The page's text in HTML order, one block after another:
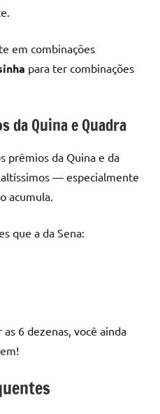
em combinações
para ter combinações
da Quina e Quadra
prêmios da Quina e da
— especialmente
acumula.
que a da Sena:
6 dezenas, você ainda